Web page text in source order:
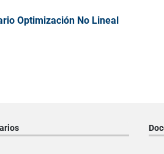
Optimización No Lineal